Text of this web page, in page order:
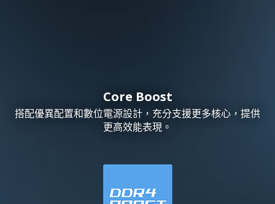
Core Boost
搭配優異配置和數位電源設計，充分支援更多核心，提供
更高效能表現。